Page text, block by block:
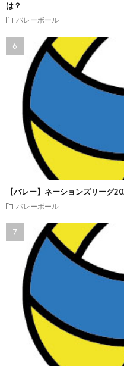
は？
バレーボール
【バレー】ネーションズリーグ
バレーボール